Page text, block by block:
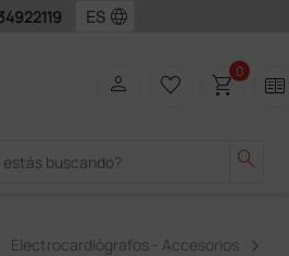
language
search
person favorite_border shopping_cart0 two_pager
Electrocardiógrafos - Accesorios